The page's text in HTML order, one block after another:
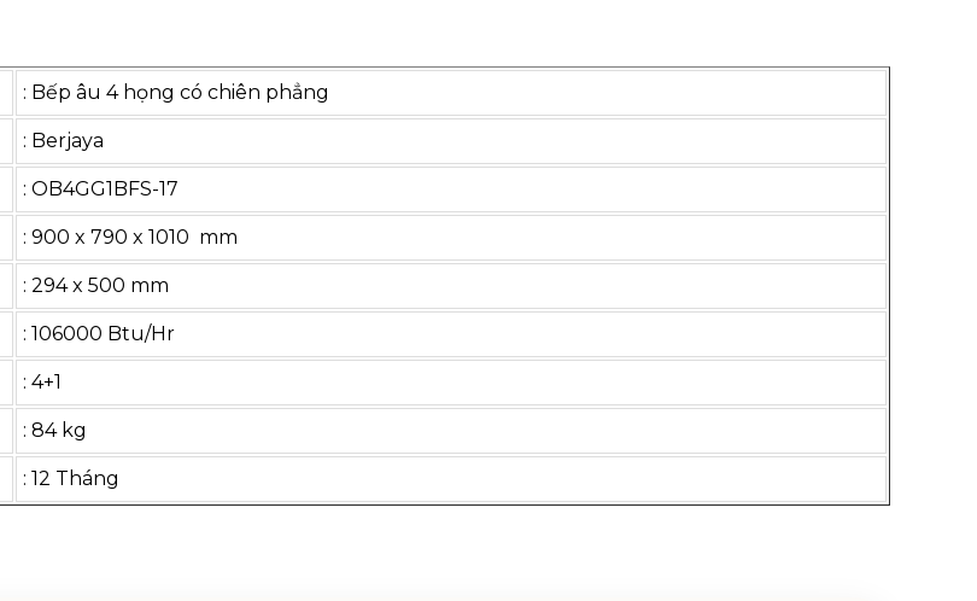
: Bếp âu 4 họng có chiên phẳng
: Berjaya
: OB4GG1BFS-17
: 900 x 790 x 1010 mm
: 294 x 500 mm
: 106000 Btu/Hr
: 4+1
: 84 kg
: 12 Tháng